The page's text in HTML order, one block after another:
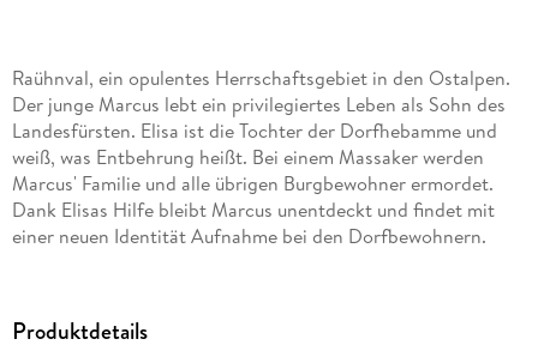
Raühnval, ein opulentes Herrschaftsgebiet in den Ostalpen.
Der junge Marcus lebt ein privilegiertes Leben als Sohn des
Landesfürsten. Elisa ist die Tochter der Dorfhebamme und
weiß, was Entbehrung heißt. Bei einem Massaker werden
Marcus' Familie und alle übrigen Burgbewohner ermordet.
Dank Elisas Hilfe bleibt Marcus unentdeckt und findet mit
einer neuen Identität Aufnahme bei den Dorfbewohnern.
Gerechtigkeit. . .
Produktdetails